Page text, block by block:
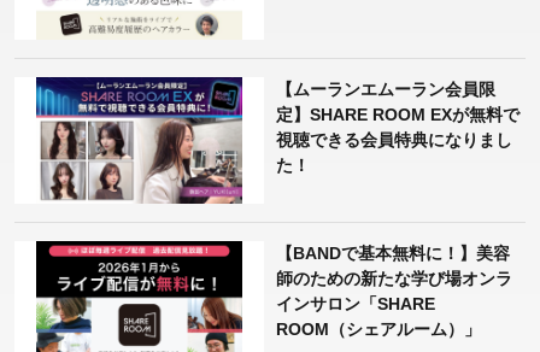
【ムーランエムーラン会員限
定】SHARE ROOM EXが無料で
視聴できる会員特典になりまし
た！
【BANDで基本無料に！】美容
師のための新たな学び場オンラ
インサロン「SHARE
ROOM（シェアルーム）」